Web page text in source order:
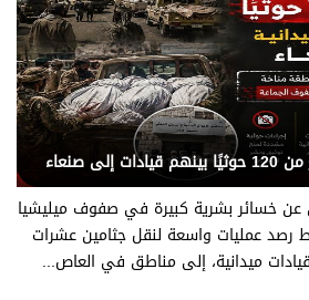
صنعاء
خسائر بشرية كبيرة في صفوف ميليشيا
رصد عمليات واسعة لنقل جثامين عشرات
ميدانية، إلى مناطق في العاص...